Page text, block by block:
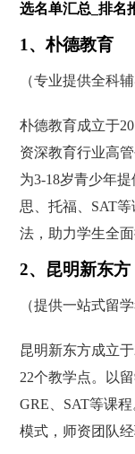
选名单汇总_排名
1、朴德教育
（专业提供全科
朴德教育成立于
资深教育行业高
为3-18岁青少年
思、托福、SAT
法，助力学生全面
2、昆明新东方
（提供一站式留
昆明新东方成立
22个教学点。以
GRE、SAT等课
模式，师资团队